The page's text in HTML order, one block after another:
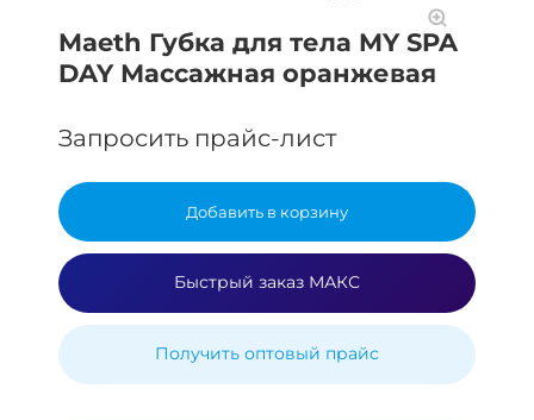
Maeth Губка для тела MY SPA
DAY Массажная оранжевая
Запросить прайс-лист
Добавить в корзину
Быстрый заказ МАКС
Получить оптовый прайс